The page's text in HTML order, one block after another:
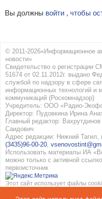
Вы должны войти , чтобы
© 2011-2026«Информационное
новости»
Свидетельство о
51674 от 02.11.2012г. выдано
службой по надзору в сфере
информационных технологий и
коммуникаций (Роскомнадзор)
Учредитель: ООО «Радио-
Директор: Пудовкина Ирина
Главный редактор:
Саидович
Адрес редакции: Нижний Тагил,
(3435)96-00-20,
Использовать материалы ИА
можно только с активной
первоисточник
Этот сайт использует файлы